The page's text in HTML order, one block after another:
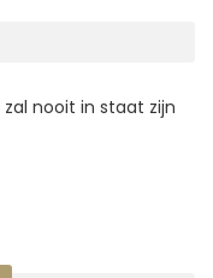
nooit in staat zijn